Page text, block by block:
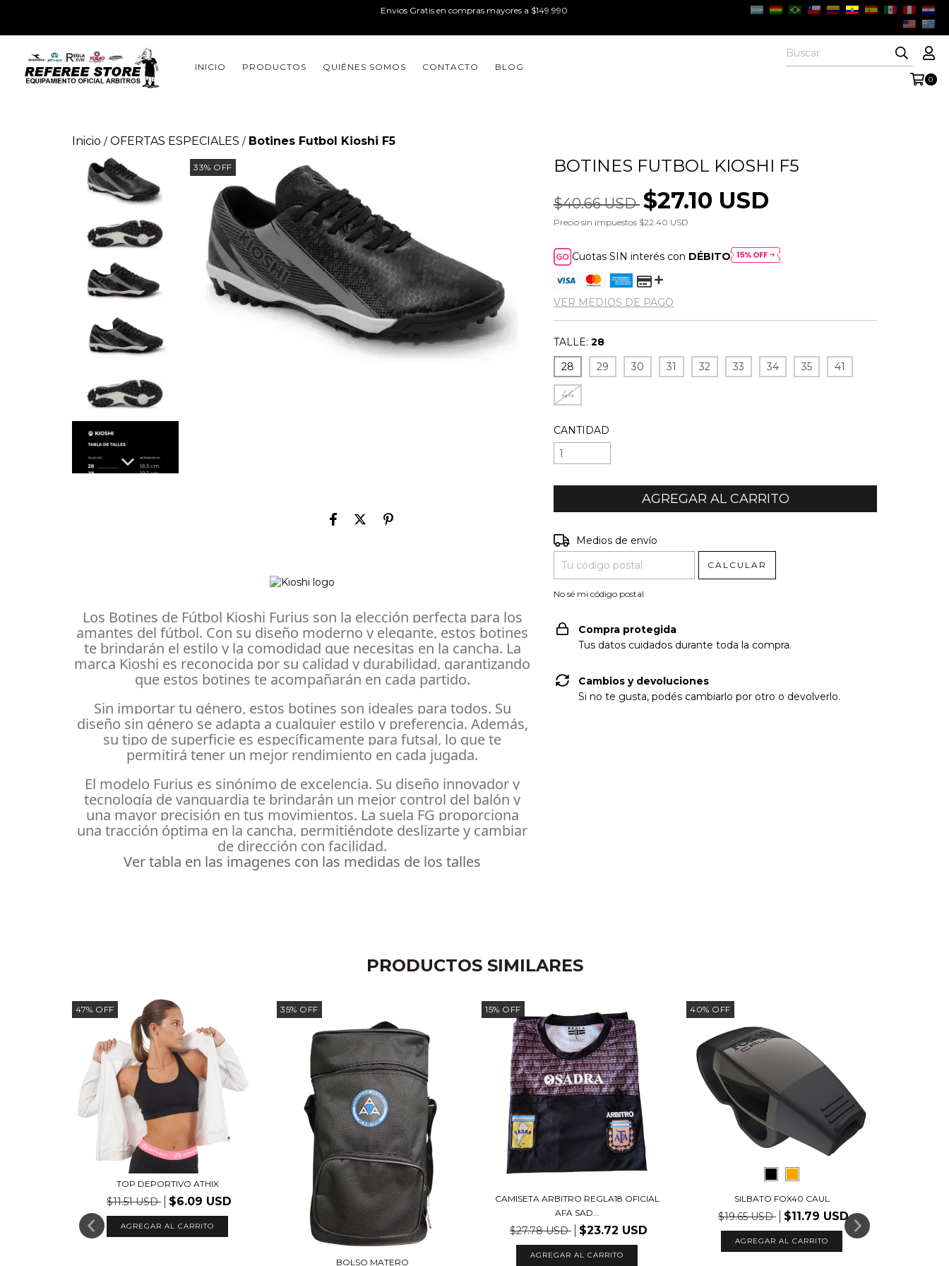
Envios Gratis en compras mayores a $149.990
INICIO PRODUCTOS QUIÉNES SOMOS CONTACTO BLOG
0
Inicio / OFERTAS ESPECIALES / Botines Futbol Kioshi F5
33% OFF
Los Botines de Fútbol Kioshi Furius son la elección perfecta para los
amantes del fútbol. Con su diseño moderno y elegante, estos botines
te brindarán el estilo y la comodidad que necesitas en la cancha. La
marca Kioshi es reconocida por su calidad y durabilidad, garantizando
que estos botines te acompañarán en cada partido.
Sin importar tu género, estos botines son ideales para todos. Su
diseño sin género se adapta a cualquier estilo y preferencia. Además,
su tipo de superficie es específicamente para futsal, lo que te
permitirá tener un mejor rendimiento en cada jugada.
El modelo Furius es sinónimo de excelencia. Su diseño innovador y
tecnología de vanguardia te brindarán un mejor control del balón y
una mayor precisión en tus movimientos. La suela FG proporciona
una tracción óptima en la cancha, permitiéndote deslizarte y cambiar
de dirección con facilidad.
Ver tabla en las imagenes con las medidas de los talles
BOTINES FUTBOL KIOSHI F5
$40.66 USD $27.10 USD
Precio sin impuestos $22.40 USD
Cuotas SIN interés con DÉBITO
VER MEDIOS DE PAGO
TALLE: 28
28
29 30 31 32 33 34 35 41
44
CANTIDAD
Entregas para el CP:
Medios de envío
CALCULAR
No sé mi código postal
Compra protegida
Tus datos cuidados durante toda la compra.
Cambios y devoluciones
Si no te gusta, podés cambiarlo por otro o devolverlo.
PRODUCTOS SIMILARES
47% OFF
TOP DEPORTIVO ATHIX
$11.51 USD $6.09 USD
AGREGAR AL CARRITO
35% OFF
BOLSO MATERO
15% OFF
CAMISETA ARBITRO REGLA18 OFICIAL
AFA SAD...
$27.78 USD $23.72 USD
AGREGAR AL CARRITO
40% OFF
SILBATO FOX40 CAUL
$19.65 USD $11.79 USD
AGREGAR AL CARRITO